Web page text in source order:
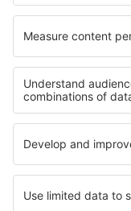
Oprema za klanje
Pažnja: Prevoz bilo
aviokompaniji za